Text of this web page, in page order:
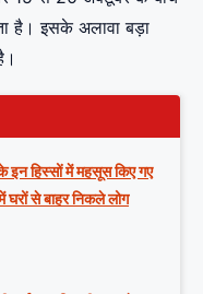
है। इसके अलावा बड़ा
इन हिस्सों में महसूस किए गए
से बाहर निकले लोग